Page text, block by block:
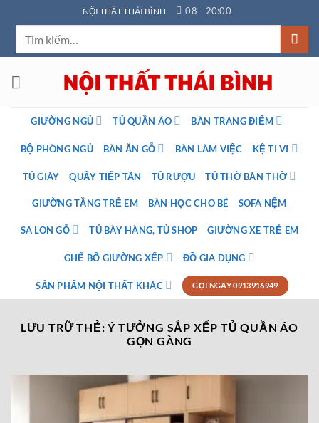
qua
dung
NỘI THẤT THÁI BÌNH 08 - 20:00
GIƯỜNG NGỦ TỦ QUẦN ÁO BÀN TRANG ĐIỂM
BỘ PHÒNG NGỦ BÀN ĂN GỖ BÀN LÀM VIỆC KỆ TI VI
TỦ GIÀY QUẦY TIẾP TÂN TỦ RƯỢU TỦ THỜ BÀN THỜ
GIƯỜNG TẦNG TRẺ EM BÀN HỌC CHO BÉ SOFA NỆM
SA LON GỖ TỦ BÀY HÀNG, TỦ SHOP GIƯỜNG XE TRẺ EM
GHẾ BỐ GIƯỜNG XẾP ĐỒ GIA DỤNG
SẢN PHẨM NỘI THẤT KHÁC GỌI NGAY 0913916949
LƯU TRỮ THẺ:Ý TƯỞNG SẮP XẾP TỦ QUẦN ÁO
GỌN GÀNG